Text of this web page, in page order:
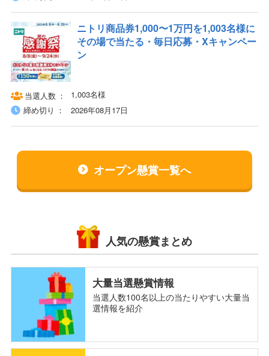
ニトリ商品券1,000〜1万円を1,003名様に
その場で当たる・毎日応募・Xキャンペー
ン
当選人数
1,003名様
締め切り
2026年08月17日
オープン懸賞一覧へ
人気の懸賞まとめ
大量当選懸賞情報
当選人数100名以上の当たりやすい大量当
選情報を紹介